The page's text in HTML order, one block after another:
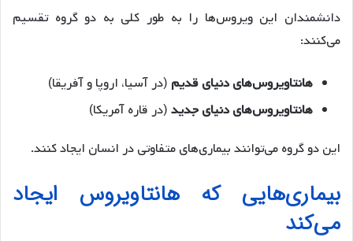
دانشمندان این ویروس‌ها را به طور کلی به دو گروه تقسیم
می‌کنند:
هانتاویروس‌های دنیای قدیم (در آسیا، اروپا و آفریقا)
هانتاویروس‌های دنیای جدید(در قاره آمریکا)
این دو گروه می‌توانند بیماری‌های متفاوتی در انسان ایجاد کنند.
بیماری‌هایی که هانتاویروس ایجاد
می‌کند